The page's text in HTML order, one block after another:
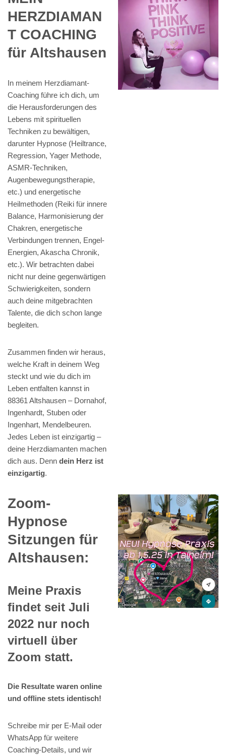
HERZDIAMAN
T COACHING
für Altshausen
In meinem Herzdiamant-
Coaching führe ich dich, um
die Herausforderungen des
Lebens mit spirituellen
Techniken zu bewältigen,
darunter Hypnose (Heiltrance,
Regression, Yager Methode,
ASMR-Techniken,
Augenbewegungstherapie,
etc.) und energetische
Heilmethoden (Reiki für innere
Balance, Harmonisierung der
Chakren, energetische
Verbindungen trennen, Engel-
Energien, Akascha Chronik,
etc.). Wir betrachten dabei
nicht nur deine gegenwärtigen
Schwierigkeiten, sondern
auch deine mitgebrachten
Talente, die dich schon lange
begleiten.
Zusammen finden wir heraus,
welche Kraft in deinem Weg
steckt und wie du dich im
Leben entfalten kannst in
88361 Altshausen – Dornahof,
Ingenhardt, Stuben oder
Ingenhart, Mendelbeuren.
Jedes Leben ist einzigartig –
deine Herzdiamanten machen
dich aus. Denn dein Herz ist
einzigartig.
Zoom-
Hypnose
Sitzungen für
Altshausen:
Meine Praxis
findet seit Juli
2022 nur noch
virtuell über
Zoom statt.
Die Resultate waren online
und offline stets identisch!
Schreibe mir per E-Mail oder
WhatsApp für weitere
Coaching-Details, und wir